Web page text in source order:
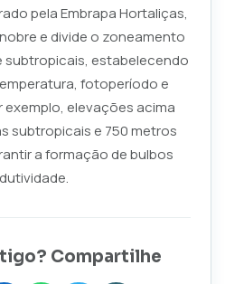
pela Embrapa Hortaliças,
e divide o zoneamento
subtropicais, estabelecendo
fotoperíodo e
elevações acima
subtropicais e 750 metros
a formação de bulbos
Compartilhe